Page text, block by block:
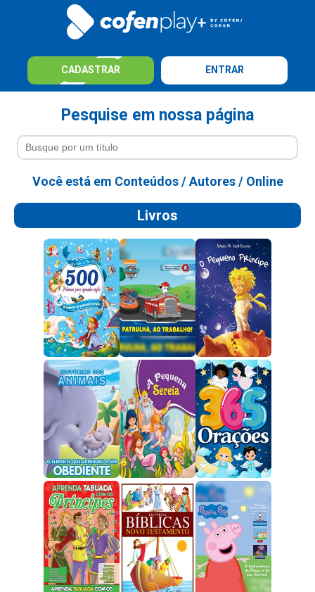
CADASTRAR ENTRAR
Pesquise em nossa página
Você está em Conteúdos/Autores/ Online
Livros